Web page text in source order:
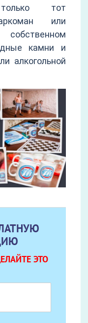
тот
или
собственном
камни и
алкогольной
ЭТО